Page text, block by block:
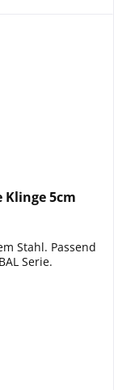
Klinge 5cm
Stahl. Passend
Serie.